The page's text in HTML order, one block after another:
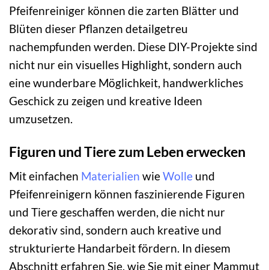
Pfeifenreiniger können die zarten Blätter und
Blüten dieser Pflanzen detailgetreu
nachempfunden werden. Diese DIY-Projekte sind
nicht nur ein visuelles Highlight, sondern auch
eine wunderbare Möglichkeit, handwerkliches
Geschick zu zeigen und kreative Ideen
umzusetzen.
Figuren und Tiere zum Leben erwecken
Mit einfachen Materialien wieWolle und
Pfeifenreinigern können faszinierende Figuren
und Tiere geschaffen werden, die nicht nur
dekorativ sind, sondern auch kreative und
strukturierte Handarbeit fördern. In diesem
Abschnitt erfahren Sie, wie Sie mit einer Mammut